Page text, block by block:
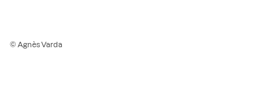
© Agnès Varda